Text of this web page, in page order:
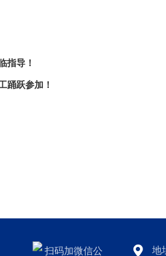
指导！
踊跃参加！
地